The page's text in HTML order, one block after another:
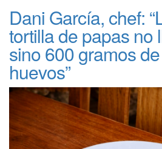
Dani García, chef:
tortilla de papas no
sino 600 gramos
huevos”